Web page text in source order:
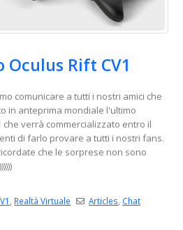
Rift CV1
comunicare a tutti i nostri amici che
in anteprima mondiale l'ultimo
che verrà commercializzato entro il
di farlo provare a tutti i nostri fans.
che le sorprese non sono
, Realtà Virtuale Articles, Chat